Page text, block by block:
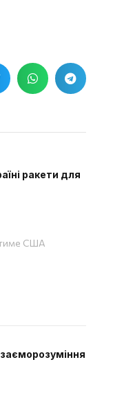
ракети для
США